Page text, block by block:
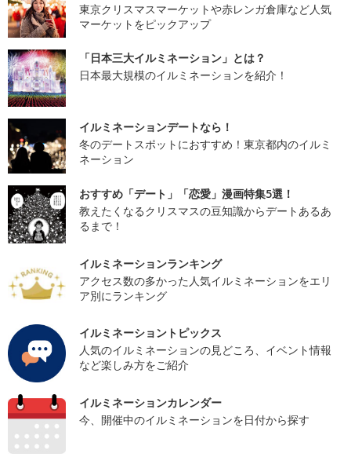
東京クリスマスマーケットや赤レンガ倉庫など人気
マーケットをピックアップ
「日本三大イルミネーション」とは？
日本最大規模のイルミネーションを紹介！
イルミネーションデートなら！
冬のデートスポットにおすすめ！東京都内のイルミ
ネーション
おすすめ「デート」「恋愛」漫画特集5選！
教えたくなるクリスマスの豆知識からデートあるあ
るまで！
イルミネーションランキング
アクセス数の多かった人気イルミネーションをエリ
ア別にランキング
イルミネーショントピックス
人気のイルミネーションの見どころ、イベント情報
など楽しみ方をご紹介
イルミネーションカレンダー
今、開催中のイルミネーションを日付から探す